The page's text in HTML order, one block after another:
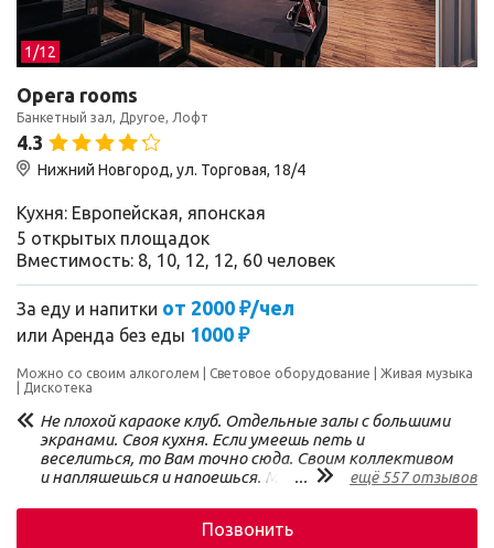
1/12
Opera rooms
Банкетный зал, Другое, Лофт
4.3
Нижний Новгород, ул. Торговая, 18/4
Кухня: Европейская, японская
5 открытых площадок
Вместимость: 8, 10, 12, 12, 60 человек
За еду и напитки от 2000 ₽/чел
или Аренда без еды 1000 ₽
Можно со своим алкоголем Световое оборудование
Живая музыка
Дискотека
Не плохой караоке клуб. Отдельные залы с большими
экранами. Своя кухня. Если умеешь петь и
веселиться, то Вам точно сюда. Своим коллективом
и напляшешься и напоешься. Места очень много.
... ещё 557 отзывов
Позвонить